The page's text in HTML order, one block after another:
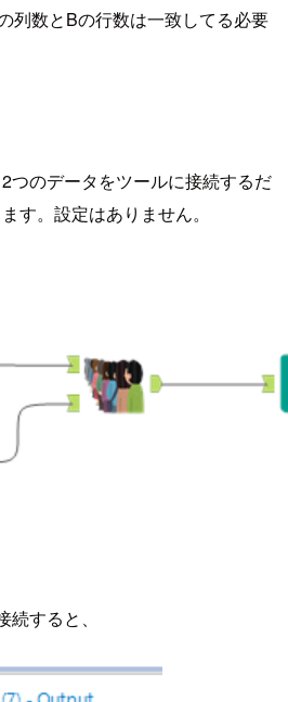
列数とBの行数は一致してる必要
つのデータをツールに接続するだ
す。設定はありません。
すると、